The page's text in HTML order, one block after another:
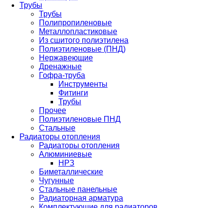
Трубы
Трубы
Полипропиленовые
Металлопластиковые
Из сшитого полиэтилена
Полиэтиленовые (ПНД)
Нержавеющие
Дренажные
Гофра-труба
Инструменты
Фитинги
Трубы
Прочее
Полиэтиленовые ПНД
Стальные
Радиаторы отопления
Радиаторы отопления
Алюминиевые
НРЗ
Биметаллические
Чугунные
Стальные панельные
Радиаторная арматура